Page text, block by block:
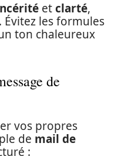
etclarté,
Évitez les formules
ton chaleureux
de
vos propres
de mail de
: